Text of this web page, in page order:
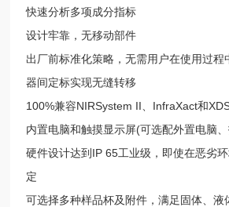
快速分析多项成分指标
设计牢靠，无移动部件
出厂前标准化策略，无需用户在使用过程
器间定标实现无缝转移
100%兼容NIRSystem II、InfraXact和
内置电脑和触摸显示屏(可选配外置电脑
硬件设计达到IP 65工业级，即使在恶劣
定
可选择多种样品杯及附件，满足固体、液